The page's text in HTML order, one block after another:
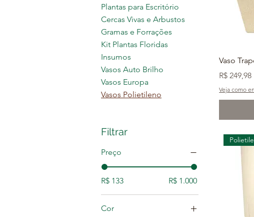
Plantas para Escritório
Cercas Vivas e Arbustos
Gramas e Forrações
Kit Plantas Floridas
Insumos
Vasos Auto Brilho
Vasos Europa
Vasos Polietileno
Filtrar
Preço
R$ 133 R$ 1.000
Cor
Vaso
Preço
R$ 249,98
Veja como